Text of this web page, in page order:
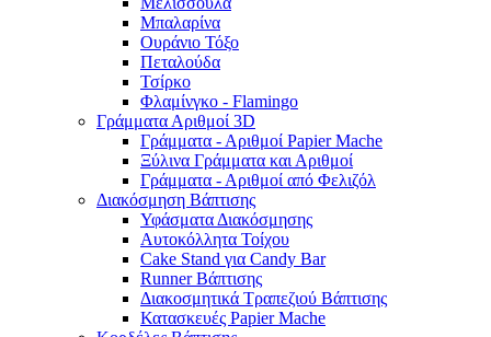
Μπαλαρίνα
Ουράνιο Τόξο
Πεταλούδα
Τσίρκο
Φλαμίνγκο - Flamingo
Γράμματα Αριθμοί 3D
Γράμματα - Αριθμοί Papier Mache
Ξύλινα Γράμματα και Αριθμοί
Γράμματα - Αριθμοί από Φελιζόλ
Διακόσμηση Βάπτισης
Υφάσματα Διακόσμησης
Αυτοκόλλητα Τοίχου
Cake Stand για Candy Bar
Runner Βάπτισης
Διακοσμητικά Τραπεζιού Βάπτισης
Κατασκευές Papier Mache